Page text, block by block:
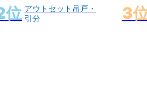
アウトセット吊戸・
引分